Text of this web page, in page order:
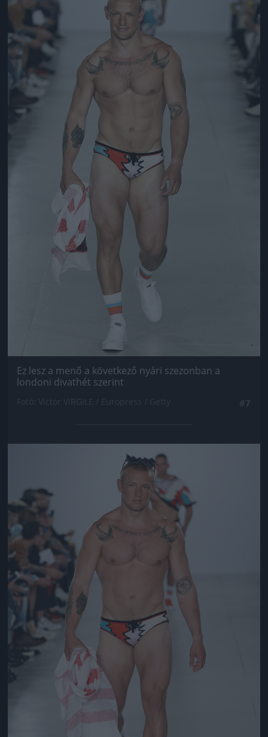
Ez lesz a menő a következő nyári szezonban a
londoni divathét szerint
Jön még kép!